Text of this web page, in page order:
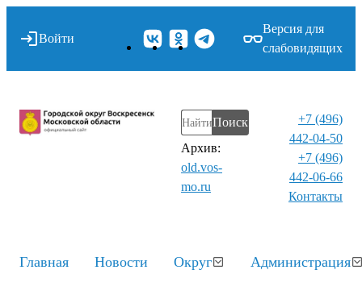
Войти
Версия для
слабовидящих
Поиск
Архив:
old.vos-
mo.ru
+7 (496)
442-04-50
+7 (496)
442-06-66
Контакты⁠
Главная Новости Округ Администрация